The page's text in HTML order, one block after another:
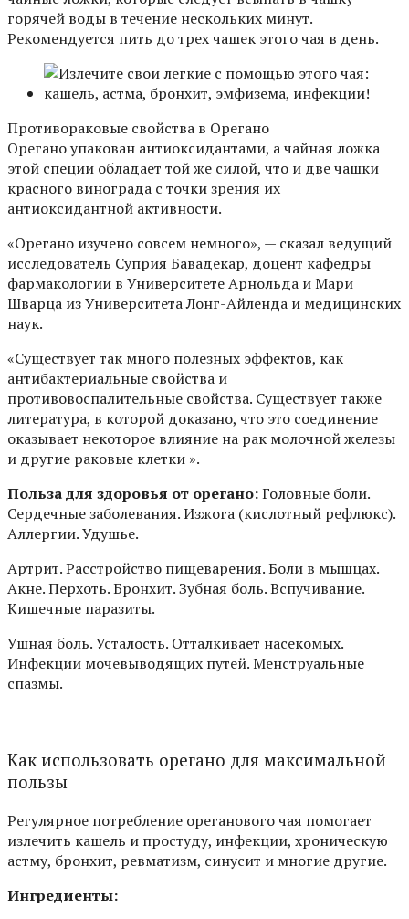
горячей воды в течение нескольких минут.
Рекомендуется пить до трех чашек этого чая в день.
Противораковые свойства в Орегано
Орегано упакован антиоксидантами, а чайная ложка
этой специи обладает той же силой, что и две чашки
красного винограда с точки зрения их
антиоксидантной активности.
«Орегано изучено совсем немного», — сказал ведущий
исследователь Суприя Бавадекар, доцент кафедры
фармакологии в Университете Арнольда и Мари
Шварца из Университета Лонг-Айленда и медицинских
наук.
«Существует так много полезных эффектов, как
антибактериальные свойства и
противовоспалительные свойства. Существует также
литература, в которой доказано, что это соединение
оказывает некоторое влияние на рак молочной железы
и другие раковые клетки ».
Польза для здоровья от орегано:Головные боли.
Сердечные заболевания. Изжога (кислотный рефлюкс).
Аллергии. Удушье.
Артрит. Расстройство пищеварения. Боли в мышцах.
Акне. Перхоть. Бронхит. Зубная боль. Вспучивание.
Кишечные паразиты.
Ушная боль. Усталость. Отталкивает насекомых.
Инфекции мочевыводящих путей. Менструальные
спазмы.
Как использовать орегано для максимальной
пользы
Регулярное потребление ореганового чая помогает
излечить кашель и простуду, инфекции, хроническую
астму, бронхит, ревматизм, синусит и многие другие.
Ингредиенты: